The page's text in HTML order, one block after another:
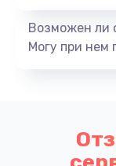
Возможен ли
Могу при нем